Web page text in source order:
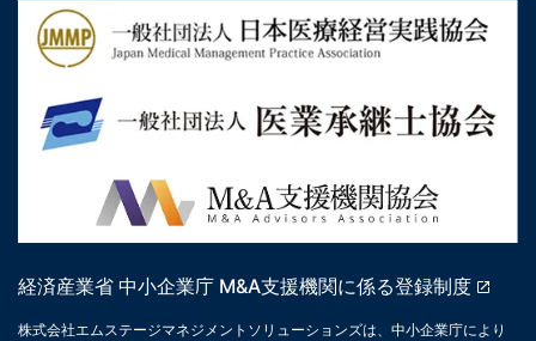
経済産業省 中小企業庁 M&A支援機関に係る登録制度
株式会社エムステージマネジメントソリューションズは、中小企業庁により